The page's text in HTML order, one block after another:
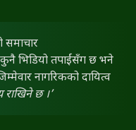
समाचार
कुनै भिडियो तपाईंसँग छ भने
नागरिकको दायित्व
राखिने छ ।’